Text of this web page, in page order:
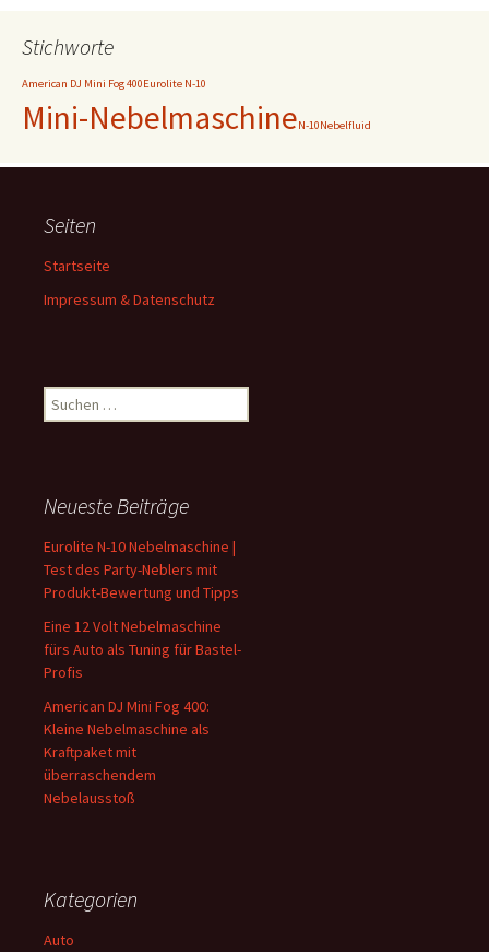
Stichworte
American DJ Mini Fog 400Eurolite N-10
Mini-NebelmaschineN-10Nebelfluid
Seiten
Startseite
Impressum & Datenschutz
Suchen
nach:
Neueste Beiträge
Eurolite N-10 Nebelmaschine |
Test des Party-Neblers mit
Produkt-Bewertung und Tipps
Eine 12 Volt Nebelmaschine
fürs Auto als Tuning für Bastel-
Profis
American DJ Mini Fog 400:
Kleine Nebelmaschine als
Kraftpaket mit
überraschendem
Nebelausstoß
Kategorien
Auto